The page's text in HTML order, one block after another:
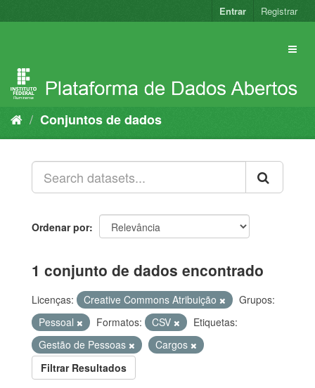
para
Entrar Registrar
Conjuntos de dados
Ordenar por
1 conjunto de dados encontrado
Licenças: Creative Commons Atribuição
Grupos:
Pessoal
Formatos: CSV
Etiquetas:
Gestão de Pessoas
Cargos
Filtrar Resultados